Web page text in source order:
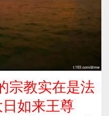
宗教实在是法
如来王尊